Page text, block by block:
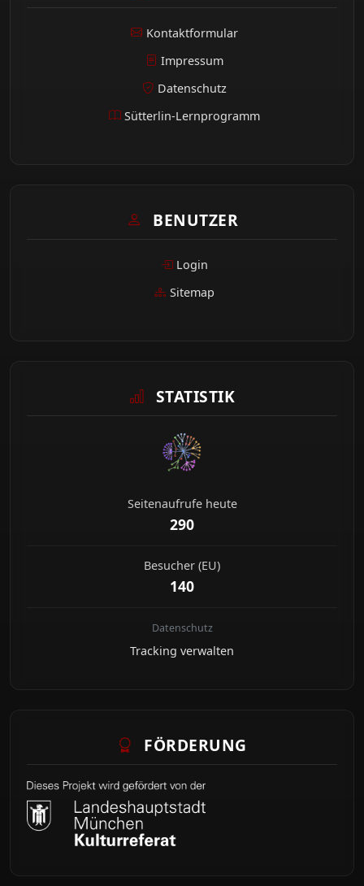
Kontaktformular
Impressum
Datenschutz
Sütterlin-Lernprogramm
BENUTZER
Login
Sitemap
STATISTIK
Seitenaufrufe heute
290
Besucher (EU)
140
Datenschutz
Tracking verwalten
FÖRDERUNG